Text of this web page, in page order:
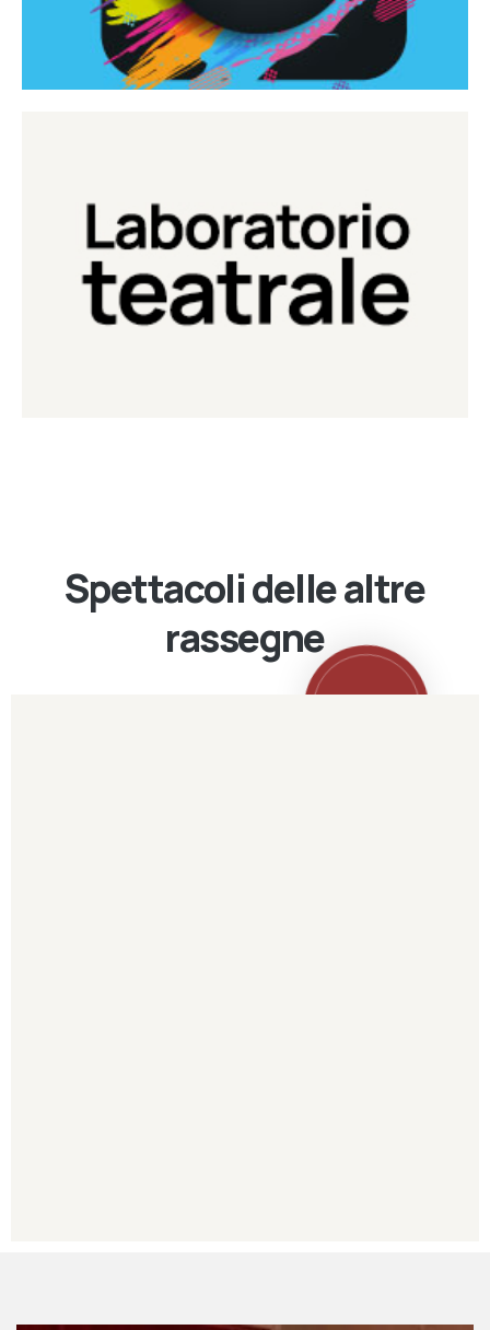
Laboratorio Teatrale
Laboratorio di teatro del Teatro Eduardo de Filippo
Continua
Spettacoli delle altre
rassegne